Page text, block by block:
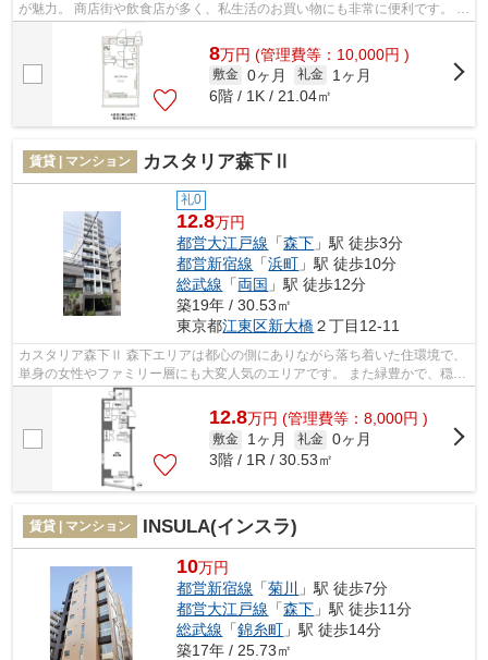
が魅力。 商店街や飲食店が多く、私生活のお買い物にも非常に便利です。 ま
た、隅田川が近いので、都会に居...
8万円 (管理費等：10,000円 )
敷金 0ヶ月 礼金
1ヶ月
6階 / 1K / 21.04㎡
賃貸 | マンション カスタリア森下Ⅱ
礼0
12.8万円
都営大江戸線 「森下 」駅 徒歩3分
都営新宿線 「浜町 」駅 徒歩10分
総武線 「両国 」駅 徒歩12分
築19年 / 30.53㎡
東京都江東区新大橋２丁目12-11
カスタリア森下Ⅱ 森下エリアは都心の側にありながら落ち着いた住環境で、
単身の女性やファミリー層にも大変人気のエリアです。 また緑豊かで、穏や
かな雰囲気の町並みも人気の理由...
12.8万円 (管理費等：8,000円 )
敷金 1ヶ月 礼金 0ヶ月
3階 / 1R / 30.53㎡
賃貸 | マンション INSULA(インスラ)
10万円
都営新宿線 「菊川
」駅 徒歩7分
都営大江戸線 「森下 」駅 徒歩11分
総武線 「錦糸町 」駅 徒歩14分
築17年 / 25.73㎡